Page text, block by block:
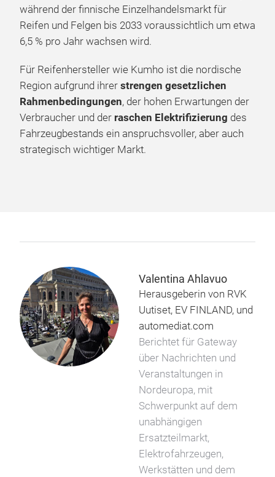
während der finnische Einzelhandelsmarkt für
Reifen und Felgen bis 2033 voraussichtlich um etwa
6,5 % pro Jahr wachsen wird.
Für Reifenhersteller wie Kumho ist die nordische
Region aufgrund ihrer strengen gesetzlichen
Rahmenbedingungen, der hohen Erwartungen der
Verbraucher und der raschen Elektrifizierung des
Fahrzeugbestands ein anspruchsvoller, aber auch
strategisch wichtiger Markt.
Valentina Ahlavuo
Herausgeberin von RVK
Uutiset, EV FINLAND, und
automediat.com
Berichtet für Gateway
über Nachrichten und
Veranstaltungen in
Nordeuropa, mit
Schwerpunkt auf dem
unabhängigen
Ersatzteilmarkt,
Elektrofahrzeugen,
Werkstätten und dem